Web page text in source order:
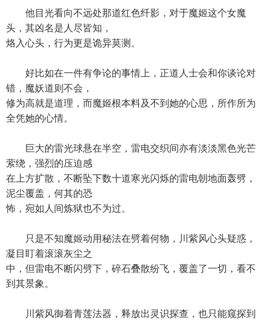
他目光看向不远处那道红色纤影，对于魔姬这个女魔
头，其凶名是人尽皆知，
烙入心头，行为更是诡异莫测。
好比如在一件有争论的事情上，正道人士会和你谈论对
错，魔妖道则不会，
修为高就是道理，而魔姬根本料及不到她的心思，所作所为
全凭她的心情。
巨大的雷光球悬在半空，雷电交织间亦有淡淡黑色光芒
萦绕，强烈的压迫感
在上方扩散，不断坠下数十道寒光闪烁的雷电朝地面轰劈，
泥尘覆盖，何其的恐
怖，宛如人间炼狱也不为过。
只是不知魔姬动用秘法在劈着何物，川紫风心头疑惑，
凝目盯着滚滚灰尘之
中，但雷电不断闪劈下，碎石叠散纷飞，覆盖了一切，看不
到其景象。
川紫风御着青莲法器，释放出灵识探查，也只能窥探到